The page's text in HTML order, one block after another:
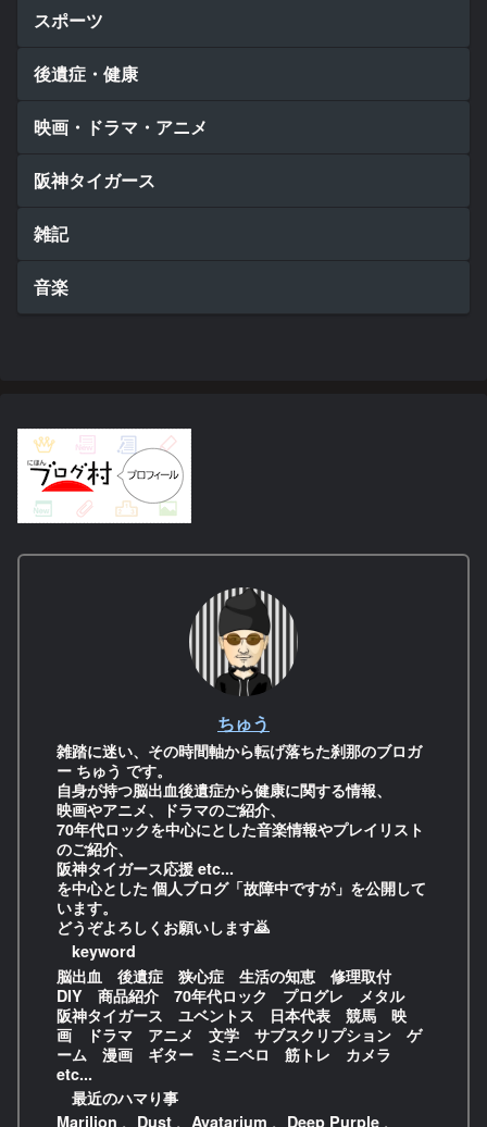
スポーツ
後遺症・健康
映画・ドラマ・アニメ
阪神タイガース
雑記
音楽
ちゅう
雑踏に迷い、その時間軸から転げ落ちた刹那のブロガ
ー ちゅう です。
自身が持つ脳出血後遺症から健康に関する情報、
映画やアニメ、ドラマのご紹介、
70年代ロックを中心にとした音楽情報やプレイリスト
のご紹介、
阪神タイガース応援 etc...
を中心とした 個人ブログ「故障中ですが」を公開して
います。
どうぞよろしくお願いします🙇
keyword
脳出血 後遺症 狭心症 生活の知恵 修理取付
DIY 商品紹介 70年代ロック プログレ メタル
阪神タイガース ユベントス 日本代表 競馬 映
画 ドラマ アニメ 文学 サブスクリプション ゲ
ーム 漫画 ギター ミニベロ 筋トレ カメラ
etc...
最近のハマり事
Marilion 、Dust 、Avatarium 、Deep Purple 、